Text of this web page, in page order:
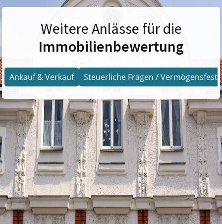
Weitere Anlässe für die
Immobilienbewertung
Ankauf & Verkauf Steuerliche Fragen /